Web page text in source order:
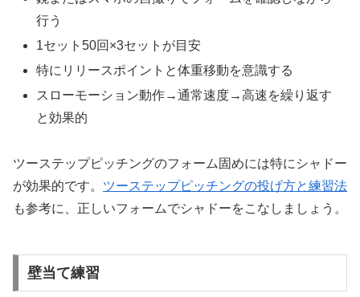
行う
1セット50回×3セットが目安
特にリリースポイントと体重移動を意識する
スローモーション動作→通常速度→高速を繰り返す
と効果的
ツーステップピッチングのフォーム固めには特にシャドー
が効果的です。 ツーステップピッチングの投げ方と練習法
も参考に、正しいフォームでシャドーをこなしましょう。
壁当て練習